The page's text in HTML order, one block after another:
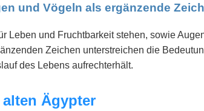
und Vögeln als ergänzende
Leben und Fruchtbarkeit stehen, sowie
Zeichen unterstreichen die
des Lebens aufrechterhält.
Ägypter